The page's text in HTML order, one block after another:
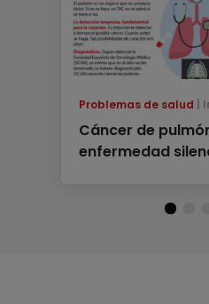
Problemas de salud
Cáncer de
enfermedad